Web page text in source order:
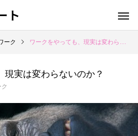
ト
ーク ワークをやっても、現実は変わらないのか？
現実は変わらないのか？